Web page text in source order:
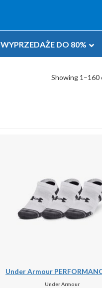
WYPRZEDAŻE DO 80%
Showing
Under Armour